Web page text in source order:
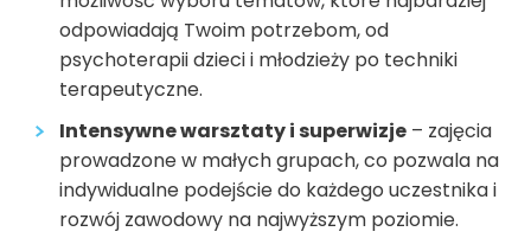
odpowiadają Twoim potrzebom, od
psychoterapii dzieci i młodzieży po techniki
terapeutyczne.
Intensywne warsztaty i superwizje – zajęcia
prowadzone w małych grupach, co pozwala na
indywidualne podejście do każdego uczestnika i
rozwój zawodowy na najwyższym poziomie.